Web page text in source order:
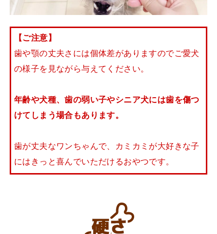
【ご注意】
歯や顎の丈夫さには個体差がありますのでご愛犬
の様子を見ながら与えてください。
年齢や犬種、歯の弱い子やシニア犬には歯を傷つ
けてしまう場合もあります。
歯が丈夫なワンちゃんで、カミカミが大好きな子
にはきっと喜んでいただけるおやつです。